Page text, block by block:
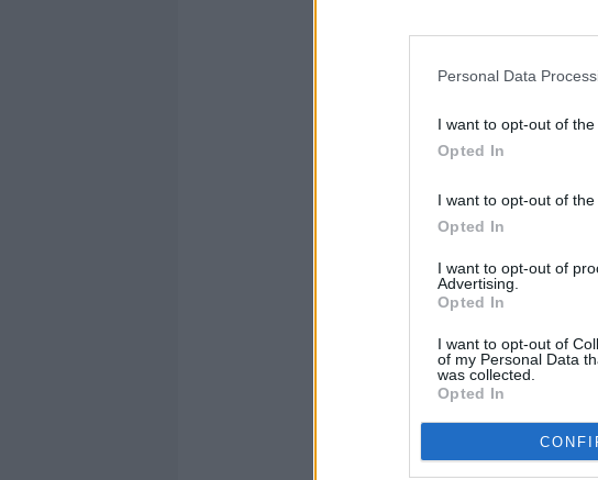
Personal Data
I want to opt-out of
Opted In
I want to opt-out of
Opted In
I want to opt-out of
Advertising.
Opted In
I want to opt-out of
of my Personal Data
was collected.
Opted In